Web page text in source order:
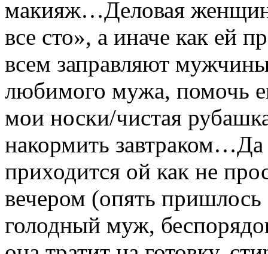
макияж…Деловая
все сто», а иначе как ей
всем заправляют
любимого мужа, помочь
мои носки/чистая
накормить
приходится ой как не
вечером (опять пришлось
голодный муж,